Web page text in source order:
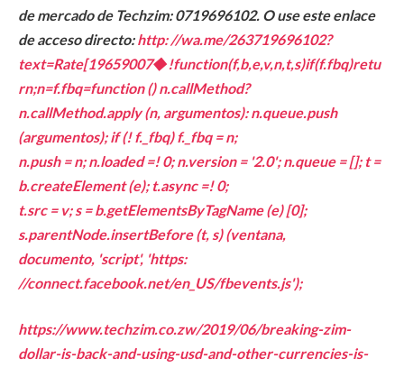
de mercado de Techzim: 0719696102. O use este enlace
de acceso directo:http: //wa.me/263719696102?
text=Rate[19659007◆!function(f,b,e,v,n,t,s)if(f.fbq)retu
rn;n=f.fbq=function () n.callMethod?
n.callMethod.apply (n, argumentos): n.queue.push
(argumentos); if (! f._fbq) f._fbq = n;
n.push = n; n.loaded =! 0; n.version = '2.0'; n.queue = []; t =
b.createElement (e); t.async =! 0;
t.src = v; s = b.getElementsByTagName (e) [0];
s.parentNode.insertBefore (t, s) (ventana,
documento, 'script', 'https:
//connect.facebook.net/en_US/fbevents.js');
https://www.techzim.co.zw/2019/06/breaking-zim-
dollar-is-back-and-using-usd-and-other-currencies-is-